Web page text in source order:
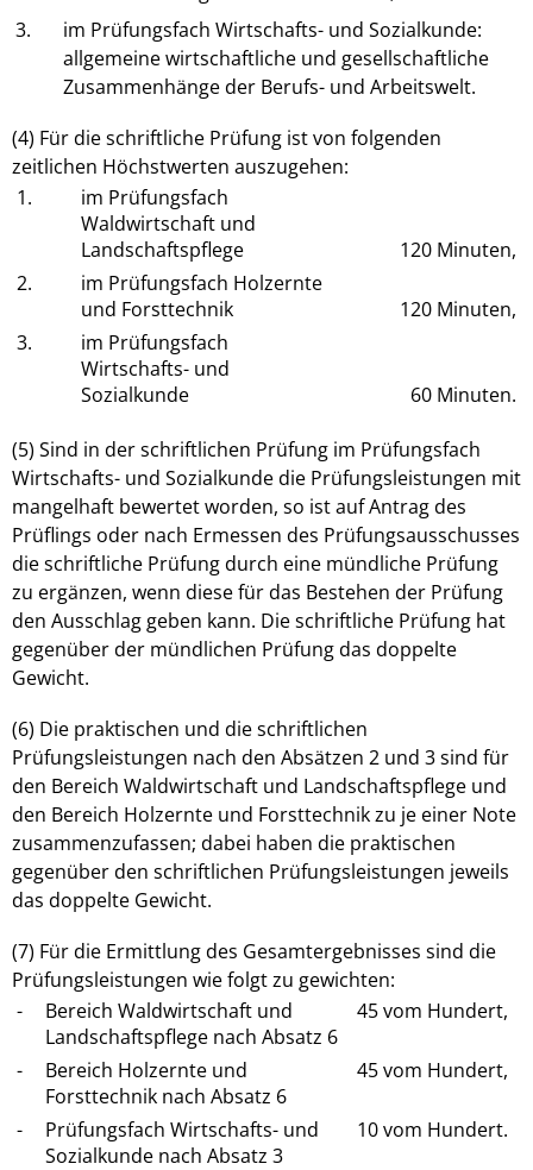
3.
im Prüfungsfach Wirtschafts- und Sozialkunde:
allgemeine wirtschaftliche und gesellschaftliche
Zusammenhänge der Berufs- und Arbeitswelt.
(4) Für die schriftliche Prüfung ist von folgenden
zeitlichen Höchstwerten auszugehen:
1.
im Prüfungsfach
Waldwirtschaft und
Landschaftspflege
120 Minuten,
2.
im Prüfungsfach Holzernte
und Forsttechnik
120 Minuten,
3.
im Prüfungsfach
Wirtschafts- und
Sozialkunde
60 Minuten.
(5) Sind in der schriftlichen Prüfung im Prüfungsfach
Wirtschafts- und Sozialkunde die Prüfungsleistungen mit
mangelhaft bewertet worden, so ist auf Antrag des
Prüflings oder nach Ermessen des Prüfungsausschusses
die schriftliche Prüfung durch eine mündliche Prüfung
zu ergänzen, wenn diese für das Bestehen der Prüfung
den Ausschlag geben kann. Die schriftliche Prüfung hat
gegenüber der mündlichen Prüfung das doppelte
Gewicht.
(6) Die praktischen und die schriftlichen
Prüfungsleistungen nach den Absätzen 2 und 3 sind für
den Bereich Waldwirtschaft und Landschaftspflege und
den Bereich Holzernte und Forsttechnik zu je einer Note
zusammenzufassen; dabei haben die praktischen
gegenüber den schriftlichen Prüfungsleistungen jeweils
das doppelte Gewicht.
(7) Für die Ermittlung des Gesamtergebnisses sind die
Prüfungsleistungen wie folgt zu gewichten:
-
Bereich Waldwirtschaft und
Landschaftspflege nach Absatz 6
45 vom Hundert,
-
Bereich Holzernte und
Forsttechnik nach Absatz 6
45 vom Hundert,
-
Prüfungsfach Wirtschafts- und
Sozialkunde nach Absatz 3
10 vom Hundert.